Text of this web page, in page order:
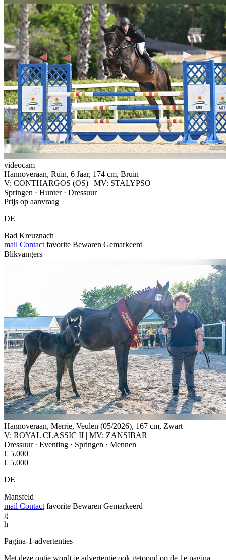
videocam
Hannoveraan, Ruin, 6 Jaar, 174 cm, Bruin
V: CONTHARGOS (OS) | MV: STALYPSO
Springen · Hunter · Dressuur
Prijs op aanvraag
DE
Bad Kreuznach
mail Contact favorite Bewaren Gemarkeerd
Blikvangers
Hannoveraan, Merrie, Veulen (05/2026), 167 cm, Zwart
V: ROYAL CLASSIC II | MV: ZANSIBAR
Dressuur · Eventing · Springen · Mennen
€ 5.000
€ 5.000
DE
Mansfeld
mail Contact favorite Bewaren Gemarkeerd
g
h
Pagina-1-advertenties
Met deze optie wordt je advertentie ook getoond op de 1e pagina